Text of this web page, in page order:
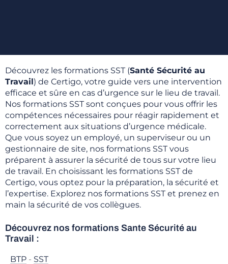
Découvrez les formations SST (Santé Sécurité au
Travail) de Certigo, votre guide vers une intervention
efficace et sûre en cas d’urgence sur le lieu de travail.
Nos formations SST sont conçues pour vous offrir les
compétences nécessaires pour réagir rapidement et
correctement aux situations d’urgence médicale.
Que vous soyez un employé, un superviseur ou un
gestionnaire de site, nos formations SST vous
préparent à assurer la sécurité de tous sur votre lieu
de travail. En choisissant les formations SST de
Certigo, vous optez pour la préparation, la sécurité et
l’expertise. Explorez nos formations SST et prenez en
main la sécurité de vos collègues.
Découvrez nos formations ​Sante Sécurité au
Travail :
BTP - SST